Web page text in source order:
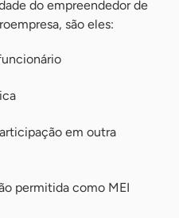
do empreendedor de
são eles:
em outra
permitida como MEI